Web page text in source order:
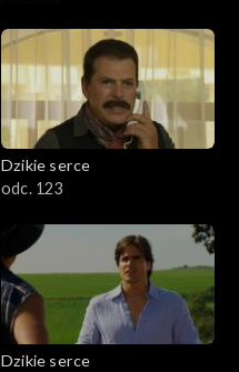
Dzikie serce
odc. 123
Dzikie serce